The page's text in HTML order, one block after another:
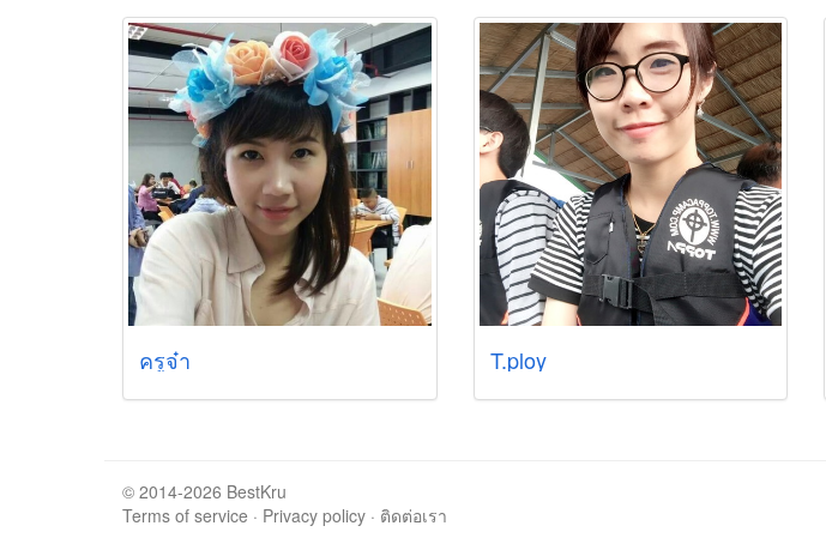
ครูจ๋า T.ploy
© 2014-2026 BestKru
Terms of service · Privacy policy · ติดต่อเรา